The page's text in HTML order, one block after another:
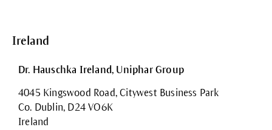
Ireland
Dr. Hauschka Ireland, Uniphar Group
4045 Kingswood Road, Citywest Business Park
Co. Dublin, D24 VO6K
Ireland